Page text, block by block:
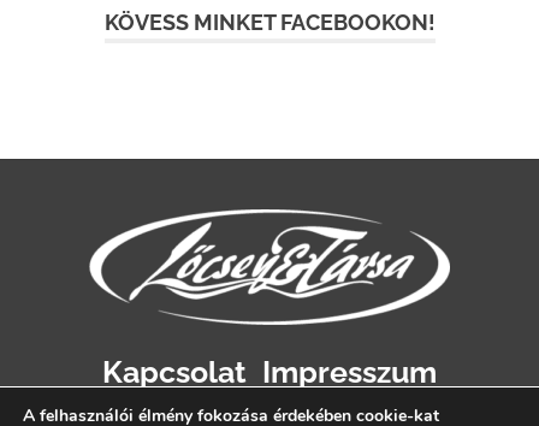
KÖVESS MINKET FACEBOOKON!
Kapcsolat Impresszum
Adatvédelem
A felhasználói élmény fokozása érdekében cookie-kat